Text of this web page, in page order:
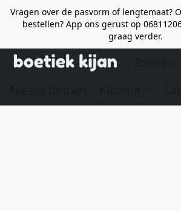
Vragen over de pasvorm of lengtemaat?
bestellen? App ons gerust op
graag verder.